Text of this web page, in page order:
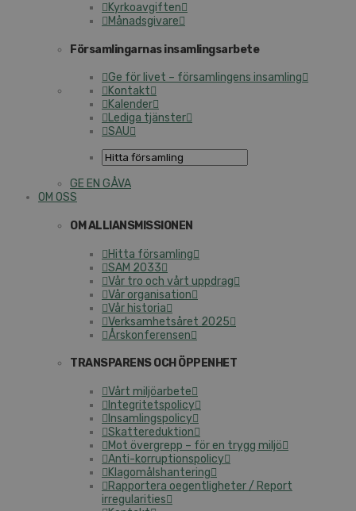
Kyrkoavgiften
Månadsgivare
Församlingarnas insamlingsarbete
Ge för livet – församlingens insamling
Kontakt
Kalender
Lediga tjänster
SAU
GE EN GÅVA
OM OSS
OM ALLIANSMISSIONEN
Hitta församling
SAM 2033
Vår tro och vårt uppdrag
Vår organisation
Vår historia
Verksamhetsåret 2025
Årskonferensen
TRANSPARENS OCH ÖPPENHET
Vårt miljöarbete
Integritetspolicy
Insamlingspolicy
Skattereduktion
Mot övergrepp – för en trygg miljö
Anti-korruptionspolicy
Klagomålshantering
Rapportera oegentligheter / Report
irregularities